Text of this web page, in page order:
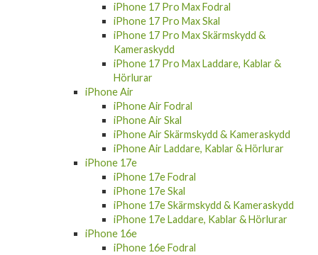
iPhone 17 Pro Max Fodral
iPhone 17 Pro Max Skal
iPhone 17 Pro Max Skärmskydd &
Kameraskydd
iPhone 17 Pro Max Laddare, Kablar &
Hörlurar
iPhone Air
iPhone Air Fodral
iPhone Air Skal
iPhone Air Skärmskydd & Kameraskydd
iPhone Air Laddare, Kablar & Hörlurar
iPhone 17e
iPhone 17e Fodral
iPhone 17e Skal
iPhone 17e Skärmskydd & Kameraskydd
iPhone 17e Laddare, Kablar & Hörlurar
iPhone 16e
iPhone 16e Fodral